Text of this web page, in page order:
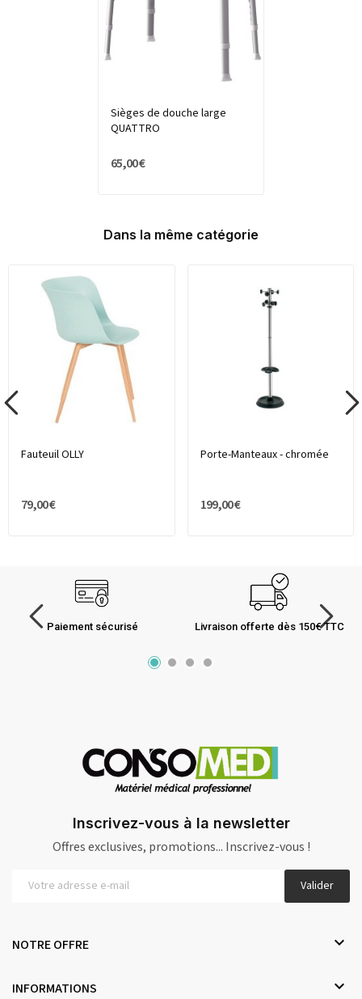
Sièges de douche large
QUATTRO
65,00 €
Dans la même catégorie
Fauteuil OLLY
79,00 €
Porte-Manteaux - chromée
199,00 €
Paiement sécurisé Livraison offerte dès 150€ TTC
Inscrivez-vous à la newsletter
Offres exclusives, promotions... Inscrivez-vous !
Valider
NOTRE OFFRE 
INFORMATIONS 